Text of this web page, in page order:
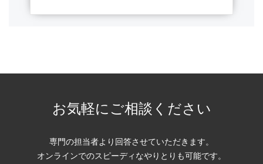
お気軽にご相談ください
専門の担当者より回答させていただきます。
オンラインでのスピーディなやりとりも可能です。